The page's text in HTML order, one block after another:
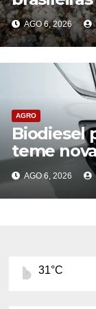
AGO 6, 2026
AGRO
Biodiesel
teme
AGO 6, 2026
10 Ago